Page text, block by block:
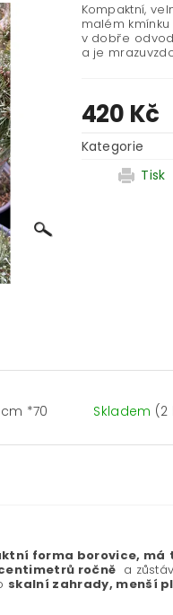
Kompaktní,
malém
v dobře
a je
420 Kč
Kategorie
Tisk
*70 Skladem (2
forma borovice, má
ročně a
skalní zahrady, menší